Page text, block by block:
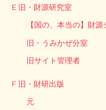
E 旧・財源研究室
【国の、本当の】財源
旧・うみかぜ分室
旧サイト管理者
F 旧・財研出版
元